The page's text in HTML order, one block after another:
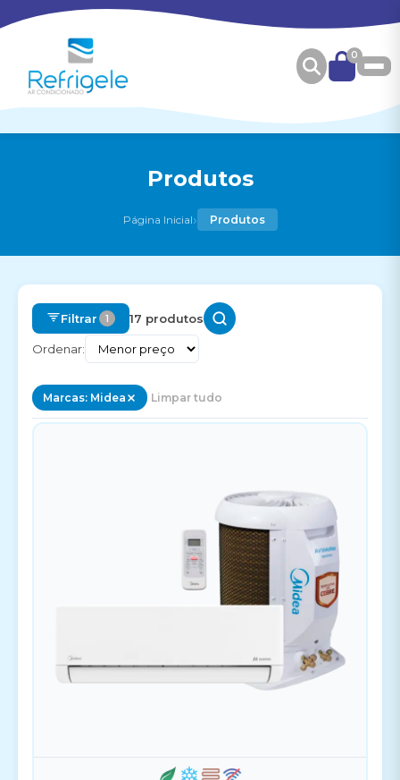
0
Produtos
Página Inicial› Produtos
Filtrar 1 17 produtos
Ordenar:
Marcas: Midea Limpar tudo